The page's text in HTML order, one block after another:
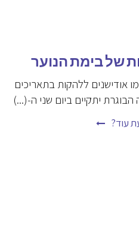
של בימת הנוער
אודישנים ללהקות בתאריכים
יתקיים ביום שני ה-(...)
עוד?